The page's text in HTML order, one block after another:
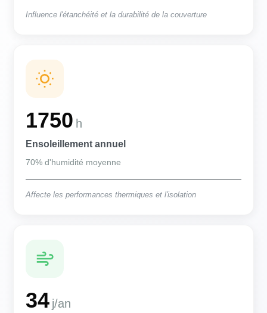
Influence l'étanchéité et la durabilité de la couverture
1750 h
Ensoleillement annuel
70% d'humidité moyenne
Affecte les performances thermiques et l'isolation
34 j/an